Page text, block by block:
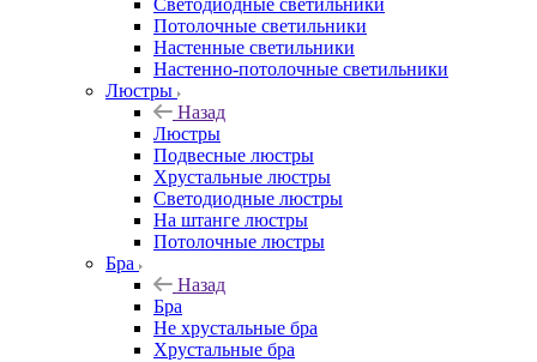
Светодиодные светильники
Потолочные светильники
Настенные светильники
Настенно-потолочные светильники
Люстры
Назад
Люстры
Подвесные люстры
Хрустальные люстры
Светодиодные люстры
На штанге люстры
Потолочные люстры
Бра
Назад
Бра
Не хрустальные бра
Хрустальные бра